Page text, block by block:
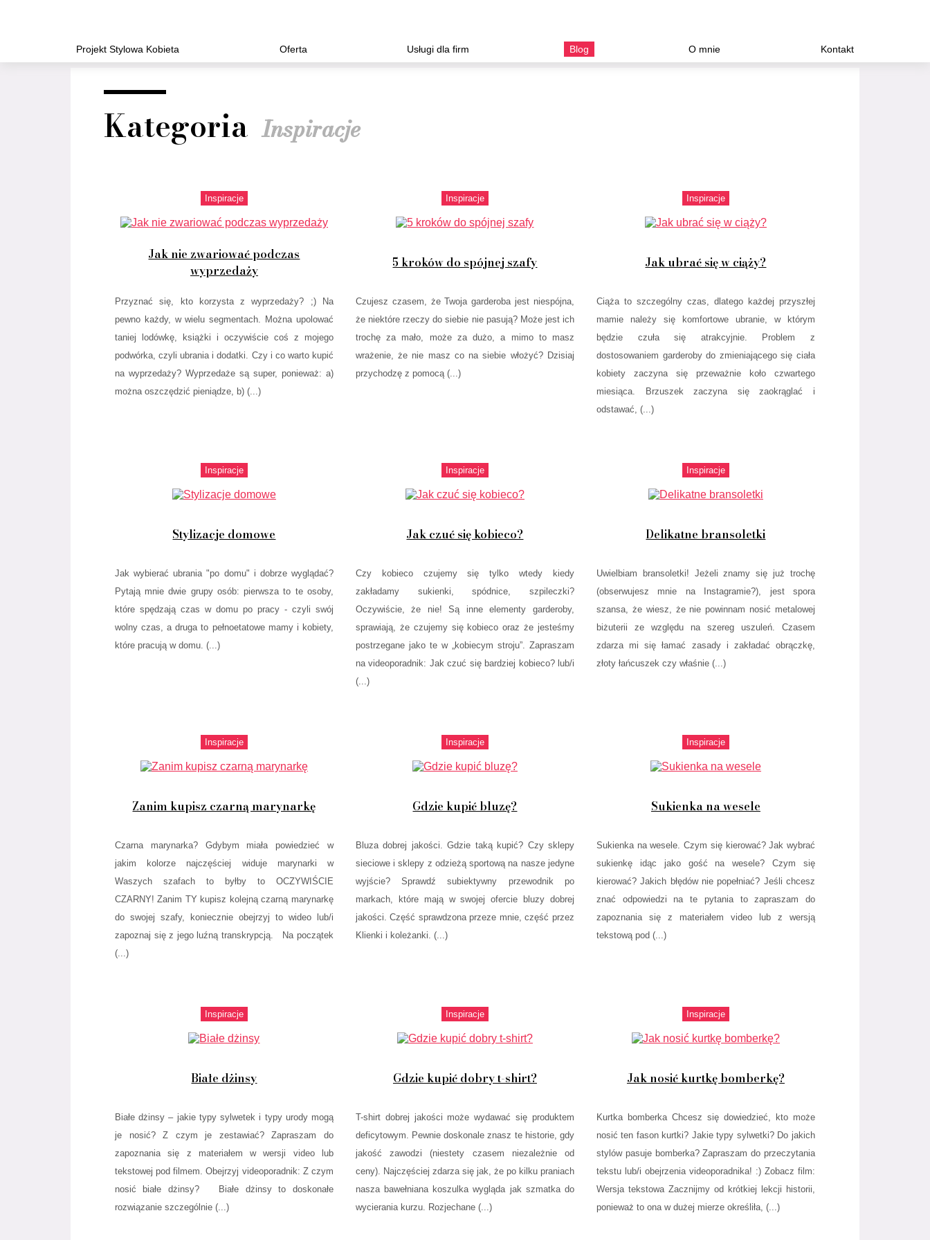
Projekt Stylowa Kobieta Oferta Usługi dla firm Blog O mnie Kontakt
Kategoria Inspiracje
Inspiracje
Jak nie zwariować podczas
wyprzedaży
Przyznać się, kto korzysta z wyprzedaży? ;) Na
pewno każdy, w wielu segmentach. Można upolować
taniej lodówkę, książki i oczywiście coś z mojego
podwórka, czyli ubrania i dodatki. Czy i co warto kupić
na wyprzedaży? Wyprzedaże są super, ponieważ: a)
można oszczędzić pieniądze, b) (...)
Inspiracje
5 kroków do spójnej szafy
Czujesz czasem, że Twoja garderoba jest niespójna,
że niektóre rzeczy do siebie nie pasują? Może jest ich
trochę za mało, może za dużo, a mimo to masz
wrażenie, że nie masz co na siebie włożyć? Dzisiaj
przychodzę z pomocą (...)
Inspiracje
Jak ubrać się w ciąży?
Ciąża to szczególny czas, dlatego każdej przyszłej
mamie należy się komfortowe ubranie, w którym
będzie czuła się atrakcyjnie. Problem z
dostosowaniem garderoby do zmieniającego się ciała
kobiety zaczyna się przeważnie koło czwartego
miesiąca. Brzuszek zaczyna się zaokrąglać i
odstawać, (...)
Inspiracje
Stylizacje domowe
Jak wybierać ubrania "po domu" i dobrze wyglądać?
Pytają mnie dwie grupy osób: pierwsza to te osoby,
które spędzają czas w domu po pracy - czyli swój
wolny czas, a druga to pełnoetatowe mamy i kobiety,
które pracują w domu. (...)
Inspiracje
Jak czuć się kobieco?
Czy kobieco czujemy się tylko wtedy kiedy
zakładamy sukienki, spódnice, szpileczki?
Oczywiście, że nie! Są inne elementy garderoby,
sprawiają, że czujemy się kobieco oraz że jesteśmy
postrzegane jako te w „kobiecym stroju”. Zapraszam
na videoporadnik: Jak czuć się bardziej kobieco? lub/i
(...)
Inspiracje
Delikatne bransoletki
Uwielbiam bransoletki! Jeżeli znamy się już trochę
(obserwujesz mnie na Instagramie?), jest spora
szansa, że wiesz, że nie powinnam nosić metalowej
biżuterii ze względu na szereg uszuleń. Czasem
zdarza mi się łamać zasady i zakładać obrączkę,
złoty łańcuszek czy właśnie (...)
Inspiracje
Zanim kupisz czarną marynarkę
Czarna marynarka? Gdybym miała powiedzieć w
jakim kolorze najczęściej widuje marynarki w
Waszych szafach to byłby to OCZYWIŚCIE
CZARNY! Zanim TY kupisz kolejną czarną marynarkę
do swojej szafy, koniecznie obejrzyj to wideo lub/i
zapoznaj się z jego luźną transkrypcją. Na początek
(...)
Inspiracje
Gdzie kupić bluzę?
Bluza dobrej jakości. Gdzie taką kupić? Czy sklepy
sieciowe i sklepy z odzieżą sportową na nasze jedyne
wyjście? Sprawdź subiektywny przewodnik po
markach, które mają w swojej ofercie bluzy dobrej
jakości. Część sprawdzona przeze mnie, część przez
Klienki i koleżanki. (...)
Inspiracje
Sukienka na wesele
Sukienka na wesele. Czym się kierować? Jak wybrać
sukienkę idąc jako gość na wesele? Czym się
kierować? Jakich błędów nie popełniać? Jeśli chcesz
znać odpowiedzi na te pytania to zapraszam do
zapoznania się z materiałem video lub z wersją
tekstową pod (...)
Inspiracje
Białe dżinsy
Białe dżinsy – jakie typy sylwetek i typy urody mogą
je nosić? Z czym je zestawiać? Zapraszam do
zapoznania się z materiałem w wersji video lub
tekstowej pod filmem. Obejrzyj videoporadnik: Z czym
nosić białe dżinsy? Białe dżinsy to doskonałe
rozwiązanie szczególnie (...)
Inspiracje
Gdzie kupić dobry t-shirt?
T-shirt dobrej jakości może wydawać się produktem
deficytowym. Pewnie doskonale znasz te historie, gdy
jakość zawodzi (niestety czasem niezależnie od
ceny). Najczęściej zdarza się jak, że po kilku praniach
nasza bawełniana koszulka wygląda jak szmatka do
wycierania kurzu. Rozjechane (...)
Inspiracje
Jak nosić kurtkę bomberkę?
Kurtka bomberka Chcesz się dowiedzieć, kto może
nosić ten fason kurtki? Jakie typy sylwetki? Do jakich
stylów pasuje bomberka? Zapraszam do przeczytania
tekstu lub/i obejrzenia videoporadnika! :) Zobacz film:
Wersja tekstowa Zacznijmy od krótkiej lekcji historii,
ponieważ to ona w dużej mierze określiła, (...)